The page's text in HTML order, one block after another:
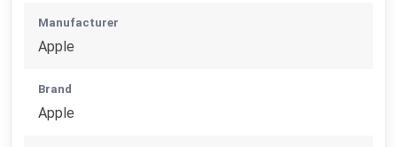
Manufacturer
Apple
Brand
Apple